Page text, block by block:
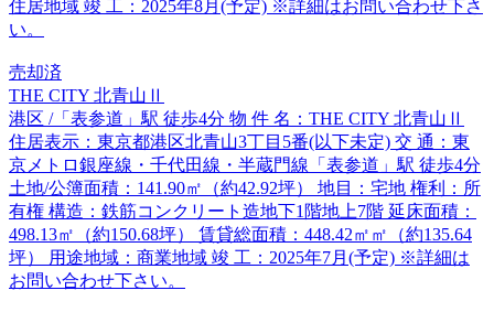
住居地域 竣 工：2025年8月(予定) ※詳細はお問い合わせ下さ
い。
売却済
THE CITY 北青山Ⅱ
港区 /「表参道」駅 徒歩4分 物 件 名：THE CITY 北青山Ⅱ
住居表示：東京都港区北青山3丁目5番(以下未定) 交 通：東
京メトロ銀座線・千代田線・半蔵門線「表参道」駅 徒歩4分
土地/公簿面積：141.90㎡（約42.92坪） 地目：宅地 権利：所
有権 構造：鉄筋コンクリート造地下1階地上7階 延床面積：
498.13㎡（約150.68坪） 賃貸総面積：448.42㎡㎡（約135.64
坪） 用途地域：商業地域 竣 工：2025年7月(予定) ※詳細は
お問い合わせ下さい。